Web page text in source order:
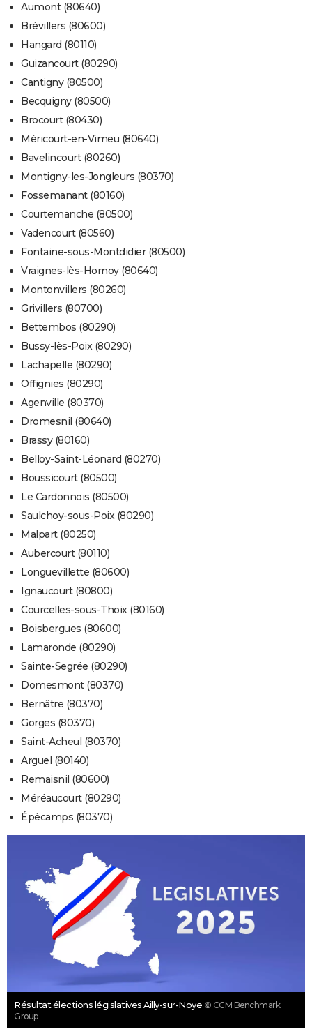
Aumont (80640)
Brévillers (80600)
Hangard (80110)
Guizancourt (80290)
Cantigny (80500)
Becquigny (80500)
Brocourt (80430)
Méricourt-en-Vimeu (80640)
Bavelincourt (80260)
Montigny-les-Jongleurs (80370)
Fossemanant (80160)
Courtemanche (80500)
Vadencourt (80560)
Fontaine-sous-Montdidier (80500)
Vraignes-lès-Hornoy (80640)
Montonvillers (80260)
Grivillers (80700)
Bettembos (80290)
Bussy-lès-Poix (80290)
Lachapelle (80290)
Offignies (80290)
Agenville (80370)
Dromesnil (80640)
Brassy (80160)
Belloy-Saint-Léonard (80270)
Boussicourt (80500)
Le Cardonnois (80500)
Saulchoy-sous-Poix (80290)
Malpart (80250)
Aubercourt (80110)
Longuevillette (80600)
Ignaucourt (80800)
Courcelles-sous-Thoix (80160)
Boisbergues (80600)
Lamaronde (80290)
Sainte-Segrée (80290)
Domesmont (80370)
Bernâtre (80370)
Gorges (80370)
Saint-Acheul (80370)
Arguel (80140)
Remaisnil (80600)
Méréaucourt (80290)
Épécamps (80370)
Résultat élections législatives Ailly-sur-Noye © CCM Benchmark
Group